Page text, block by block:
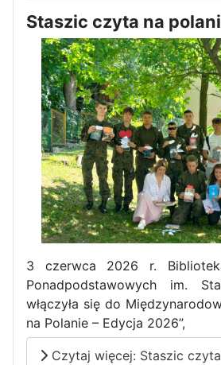
Pierwszy tydzień praktyk
zawodowych naszych
w Portugalii za nami!
Staszic czyta na
3 czerwca 2026 r.
Ponadpodstawowych im.
włączyła się do
na Polanie – Edycja 2026”,
Czytaj więcej: Staszic